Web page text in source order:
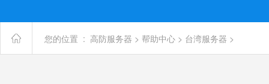
您的位置 : 高防服务器 > 帮助中心 > 台湾服务器 >